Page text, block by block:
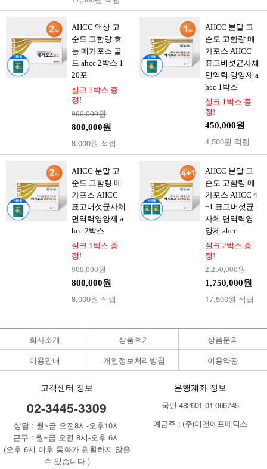
AHCC 액상 고
순도 고함량 효
능 메가포스 골
드 ahcc 2박스 1
20포
실크 1박스 증
정!
900,000원
800,000원
8,000원 적립
AHCC 분말 고
순도 고함량 메
가포스 AHCC
표고버섯균사체
면역력 영양제 a
hcc 1박스
실크 1박스 증
정!
450,000원
4,500원 적립
AHCC 분말 고
순도 고함량 메
가포스 AHCC
표고버섯균사체
면역력영양제 a
hcc 2박스
실크 1박스 증
정!
900,000원
800,000원
8,000원 적립
AHCC 분말 고
순도 고함량 메
가포스 AHCC 4
+1 표고버섯균
사체 면역력영
양제 ahcc
실크 2박스 증
정!
2,250,000원
1,750,000원
17,500원 적립
회사소개 상품후기
상품문의
이용안내
개인정보처리방침 이용약관
고객센터 정보
02-3445-3309
상담 : 월~금 오전8시-오후10시
근무 : 월~금 오전 8시-오후 6시
(오후 6시 이후 통화가 원활하지 않을
수 있습니다.)
은행계좌 정보
국민 482601-01-066745
예금주 : (주)이앤에프메딕스